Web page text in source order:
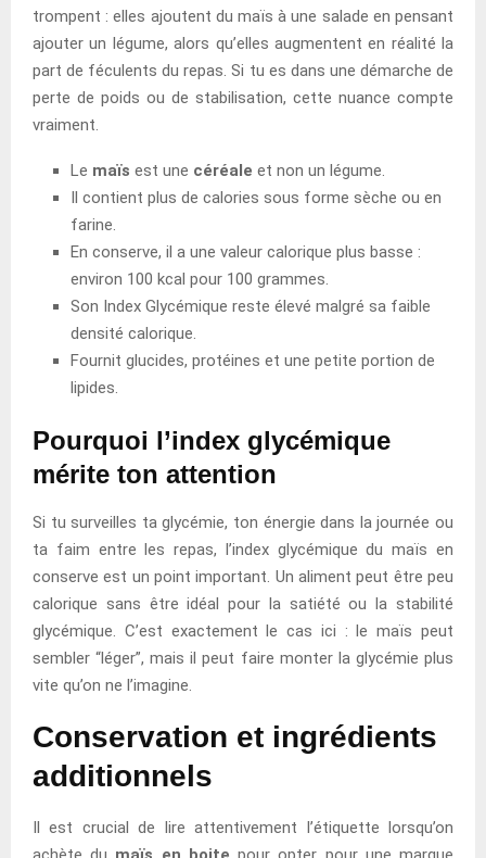
trompent : elles ajoutent du maïs à une salade en pensant
ajouter un légume, alors qu’elles augmentent en réalité la
part de féculents du repas. Si tu es dans une démarche de
perte de poids ou de stabilisation, cette nuance compte
vraiment.
Le maïs est une céréale et non un légume.
Il contient plus de calories sous forme sèche ou en
farine.
En conserve, il a une valeur calorique plus basse :
environ 100 kcal pour 100 grammes.
Son Index Glycémique reste élevé malgré sa faible
densité calorique.
Fournit glucides, protéines et une petite portion de
lipides.
Pourquoi l’index glycémique
mérite ton attention
Si tu surveilles ta glycémie, ton énergie dans la journée ou
ta faim entre les repas, l’index glycémique du maïs en
conserve est un point important. Un aliment peut être peu
calorique sans être idéal pour la satiété ou la stabilité
glycémique. C’est exactement le cas ici : le maïs peut
sembler “léger”, mais il peut faire monter la glycémie plus
vite qu’on ne l’imagine.
Conservation et ingrédients
additionnels
Il est crucial de lire attentivement l’étiquette lorsqu’on